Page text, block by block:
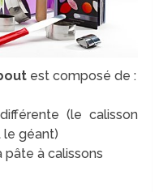
est composé de :
(le calisson
le géant)
pâte à calissons